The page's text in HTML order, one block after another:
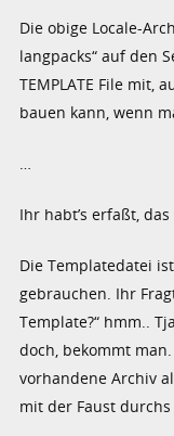
Die obige Locale-
langpacks“ auf den
TEMPLATE File mit,
bauen kann, wenn
…
Ihr habt’s erfaßt,
Die Templatedatei
gebrauchen. Ihr
Template?“ hmm..
doch, bekommt
vorhandene Archiv
mit der Faust durchs